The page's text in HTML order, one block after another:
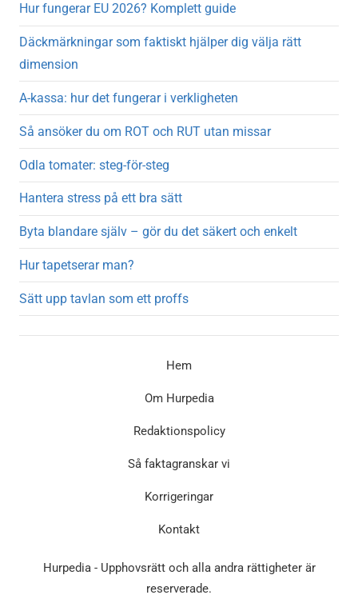
Hur fungerar EU 2026? Komplett guide
Däckmärkningar som faktiskt hjälper dig välja rätt
dimension
A-kassa: hur det fungerar i verkligheten
Så ansöker du om ROT och RUT utan missar
Odla tomater: steg-för-steg
Hantera stress på ett bra sätt
Byta blandare själv – gör du det säkert och enkelt
Hur tapetserar man?
Sätt upp tavlan som ett proffs
Hem
Om Hurpedia
Redaktionspolicy
Så faktagranskar vi
Korrigeringar
Kontakt
Hurpedia - Upphovsrätt och alla andra rättigheter är
reserverade.